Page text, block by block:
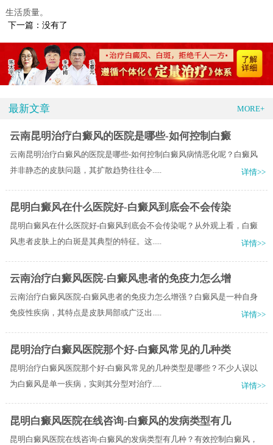
生活质量。
下一篇：没有了
最新文章 MORE+
云南昆明治疗白癜风的医院是哪些-如何控制白癜
云南昆明治疗白癜风的医院是哪些-如何控制白癜风病情恶化呢？白癜风
并非静态的皮肤问题，其扩散趋势往往令.....
详情>>
昆明白癜风在什么医院好-白癜风到底会不会传染
昆明白癜风在什么医院好-白癜风到底会不会传染呢？从外观上看，白癜
风患者皮肤上的白斑是其典型的特征。这.....
详情>>
云南治疗白癜风医院-白癜风患者的免疫力怎么增
云南治疗白癜风医院-白癜风患者的免疫力怎么增强？白癜风是一种自身
免疫性疾病，其特点是皮肤局部或广泛出.....
详情>>
昆明治疗白癜风医院那个好-白癜风常见的几种类
昆明治疗白癜风医院那个好-白癜风常见的几种类型是哪些？不少人误以
为白癜风是单一疾病，实则其分型对治疗.....
详情>>
昆明白癜风医院在线咨询-白癜风的发病类型有几
昆明白癜风医院在线咨询-白癜风的发病类型有几种？有效控制白癜风，